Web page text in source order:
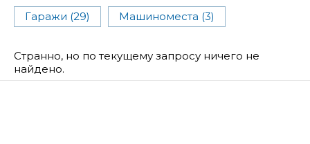
Гаражи (29) Машиноместа (3)
Странно, но по текущему запросу ничего не
найдено.